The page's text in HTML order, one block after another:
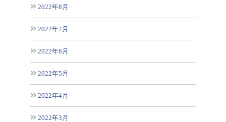
2022年8月
2022年7月
2022年6月
2022年5月
2022年4月
2022年3月